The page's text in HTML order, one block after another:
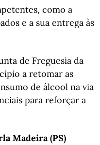
como a
e a sua entrega às
de Freguesia da
a retomar as
de álcool na via
para reforçar a
Madeira (PS)